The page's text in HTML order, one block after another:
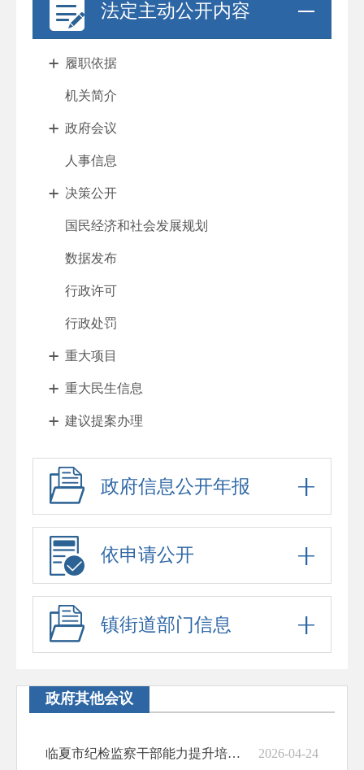
法定主动公开内容
履职依据
机关简介
政府会议
人事信息
决策公开
国民经济和社会发展规划
数据发布
行政许可
行政处罚
重大项目
重大民生信息
建议提案办理
征地与住房
财政与税收
惠民利企
乡村振兴
政府工作报告
治安管理
规划纲要
政府信息公开年报
依申请公开
镇街道部门信息
政府其他会议
临夏市纪检监察干部能力提升培训班开班 2026-04-24